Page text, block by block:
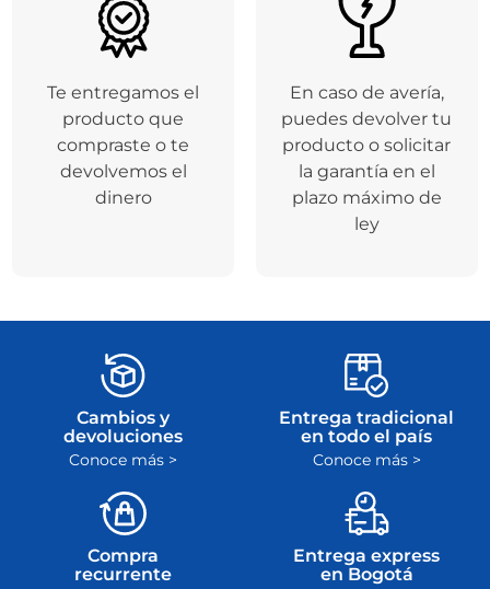
Te entregamos el
producto que
compraste o te
devolvemos el
dinero
En caso de avería,
puedes devolver tu
producto o solicitar
la garantía en el
plazo máximo de
ley
Cambios y
devoluciones
Conoce más >
Entrega tradicional
en todo el país
Conoce más >
Compra
recurrente
Entrega express
en Bogotá